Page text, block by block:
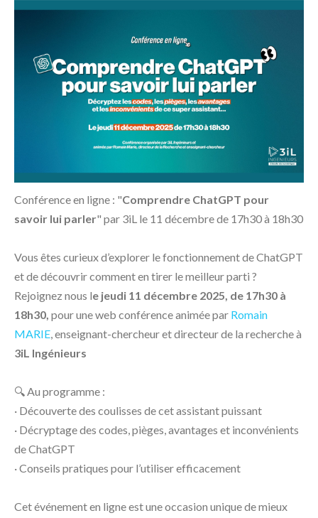
Conférence en ligne : "Comprendre ChatGPT pour
savoir lui parler" par 3iL le 11 décembre de 17h30 à 18h30
Vous êtes curieux d’explorer le fonctionnement de ChatGPT
et de découvrir comment en tirer le meilleur parti ?
Rejoignez nous le jeudi 11 décembre 2025, de 17h30 à
18h30, pour une web conférence animée par Romain
MARIE, enseignant-chercheur et directeur de la recherche à
3iL Ingénieurs
🔍 Au programme :
· Découverte des coulisses de cet assistant puissant
· Décryptage des codes, pièges, avantages et inconvénients
de ChatGPT
· Conseils pratiques pour l’utiliser efficacement
Cet événement en ligne est une occasion unique de mieux